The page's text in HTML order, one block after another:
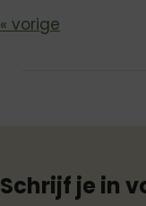
Bericht
« vorige
Schrijf je in